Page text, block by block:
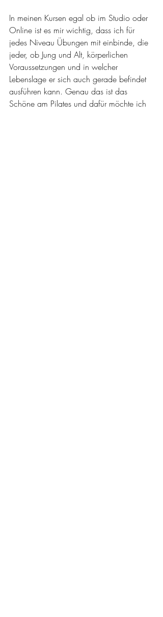
In meinen Kursen egal ob im Studio oder
Online ist es mir wichtig, dass ich für
jedes Niveau Übungen mit einbinde, die
jeder, ob Jung und Alt, körperlichen
Voraussetzungen und in welcher
Lebenslage er sich auch gerade befindet
ausführen kann. Genau das ist das
Schöne am Pilates und dafür möchte ich